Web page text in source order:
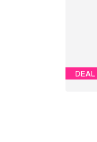
DEAL